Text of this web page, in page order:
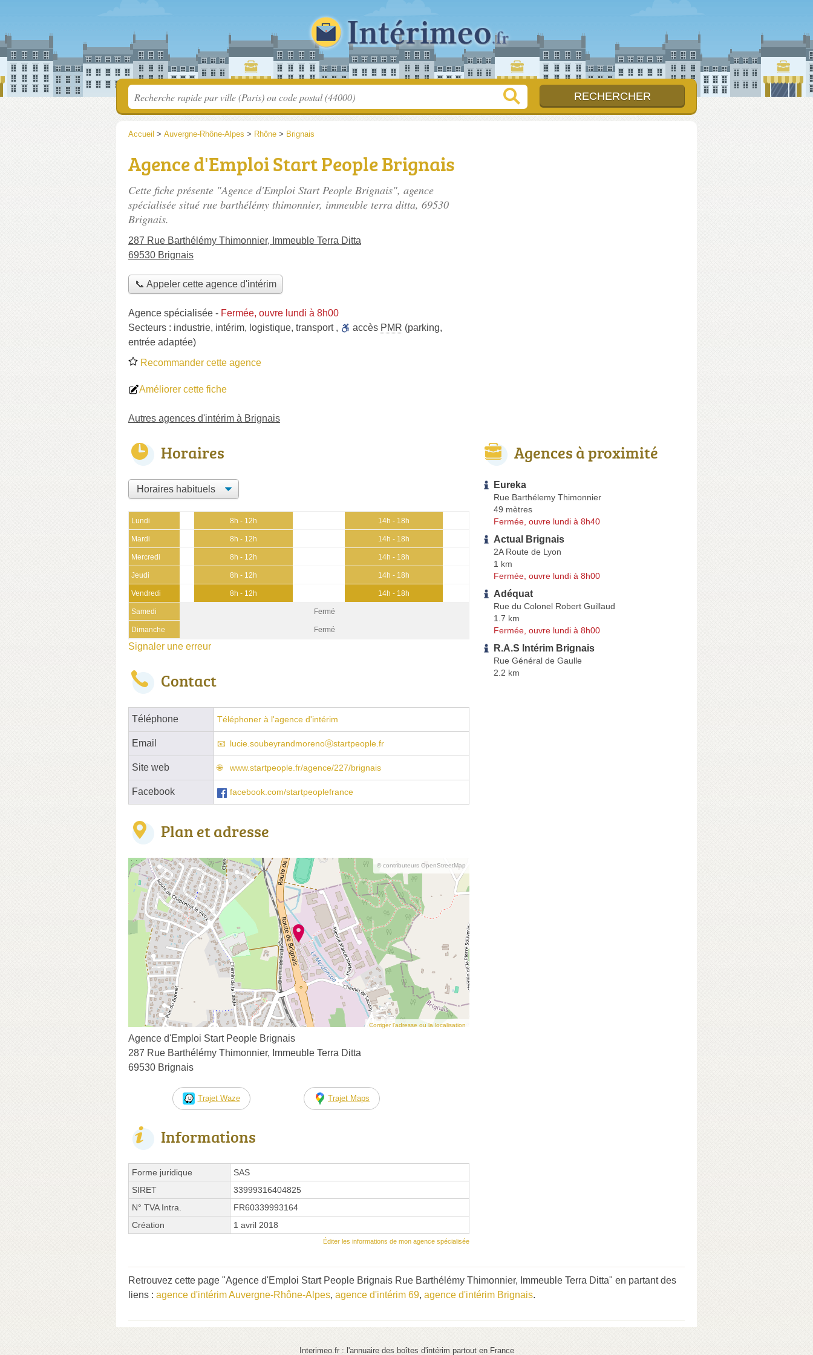
Accueil > Auvergne-Rhône-Alpes > Rhône > Brignais
Agence d'Emploi Start People Brignais
Cette fiche présente "Agence d'Emploi Start People Brignais", agence
spécialisée situé rue barthélémy thimonnier, immeuble terra ditta, 69530
Brignais.
287 Rue Barthélémy Thimonnier, Immeuble Terra Ditta
69530 Brignais
📞 Appeler cette agence d'intérim
Agence spécialisée - Fermée, ouvre lundi à 8h00
Secteurs : industrie, intérim, logistique, transport , accès PMR (parking,
entrée adaptée)
Recommander cette agence
Améliorer cette fiche
Autres agences d'intérim à Brignais
Horaires
Lundi 8h - 12h 14h - 18h
Mardi 8h - 12h 14h - 18h
Mercredi 8h - 12h 14h - 18h
Jeudi 8h - 12h 14h - 18h
Vendredi 8h - 12h 14h - 18h
Samedi Fermé
Dimanche Fermé
Signaler une erreur
Contact
Téléphone Téléphoner à l'agence d'intérim
Email lucie.soubeyrandmorenoⓐstartpeople.fr
Site web www.startpeople.fr/agence/227/brignais
Facebook facebook.com/startpeoplefrance
Plan et adresse
© contributeurs OpenStreetMap
Corriger l’adresse ou la localisation
Agence d'Emploi Start People Brignais
287 Rue Barthélémy Thimonnier, Immeuble Terra Ditta
69530 Brignais
Trajet Waze Trajet Maps
Informations
Forme juridique
SAS
SIRET
33999316404825
N° TVA Intra.
FR60339993164
Création
1 avril 2018
Éditer les informations de mon agence spécialisée
Agences à proximité
Eureka
Rue Barthélemy Thimonnier
49 mètres
Fermée, ouvre lundi à 8h40
Actual Brignais
2A Route de Lyon
1 km
Fermée, ouvre lundi à 8h00
Adéquat
Rue du Colonel Robert Guillaud
1.7 km
Fermée, ouvre lundi à 8h00
R.A.S Intérim Brignais
Rue Général de Gaulle
2.2 km
Retrouvez cette page "Agence d'Emploi Start People Brignais Rue Barthélémy Thimonnier, Immeuble Terra Ditta" en partant des
liens : agence d'intérim Auvergne-Rhône-Alpes, agence d'intérim 69, agence d'intérim Brignais.
Interimeo.fr : l'annuaire des boîtes d'intérim partout en France